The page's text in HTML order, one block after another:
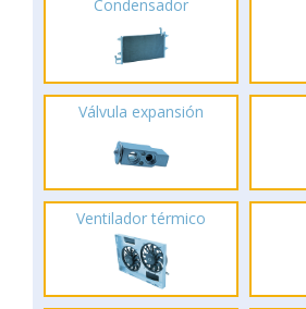
Condensador
Válvula expansión
Ventilador térmico